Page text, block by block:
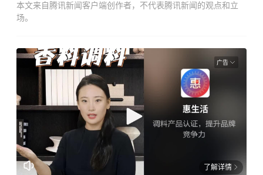
本文来自腾讯新闻客户端创作者，不代表腾讯新闻的观点和立
场。
广告
了解详情